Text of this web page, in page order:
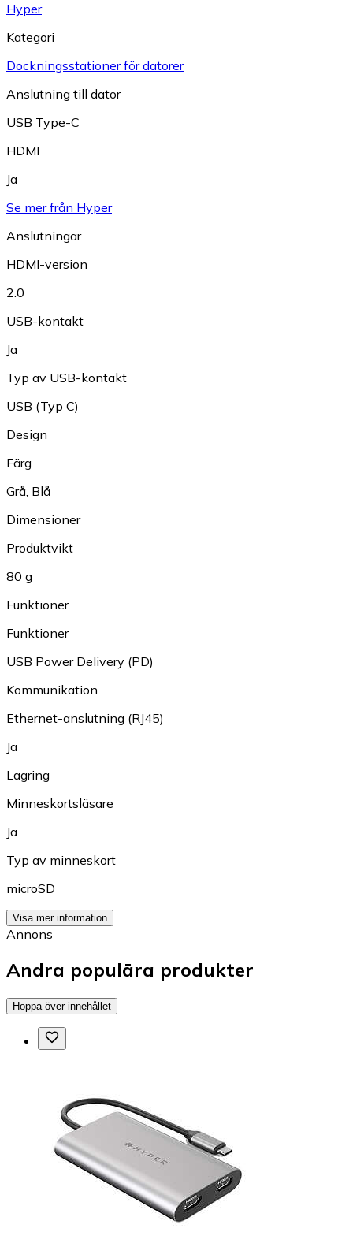
Hyper
Kategori
Dockningsstationer för datorer
Anslutning till dator
USB Type-C
HDMI
Ja
Se mer från Hyper
Anslutningar
HDMI-version
2.0
USB-kontakt
Ja
Typ av USB-kontakt
USB (Typ C)
Design
Färg
Grå, Blå
Dimensioner
Produktvikt
80 g
Funktioner
Funktioner
USB Power Delivery (PD)
Kommunikation
Ethernet-anslutning (RJ45)
Ja
Lagring
Minneskortsläsare
Ja
Typ av minneskort
microSD
Visa mer information
Annons
Andra populära produkter
Hoppa över innehållet